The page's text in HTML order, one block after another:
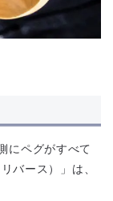
にペグがすべて
バース）」は、